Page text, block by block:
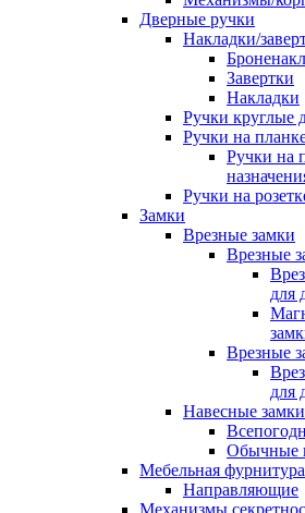
Дверные ручки
Накладки/
Завертки
Накладки
Ручки круглые
Ручки на
Ручки на
Ручки на
Замки
Врезные замки
Врезные
для
Врезные
для
Навесные замки
Обычные
Мебельная фурнитура
Направляющие